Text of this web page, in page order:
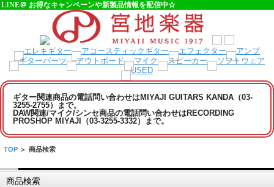
LINE＠ お得なキャンペーンや新製品情報を配信中☆
ギター関連商品の電話問い合わせはMIYAJI GUITARS KANDA（03-
3255-2755）まで。
DAW関連/マイク/シンセ商品の電話問い合わせはRECORDING
PROSHOP MIYAJI（03-3255-3332）まで。
TOP > 商品検索
商品検索